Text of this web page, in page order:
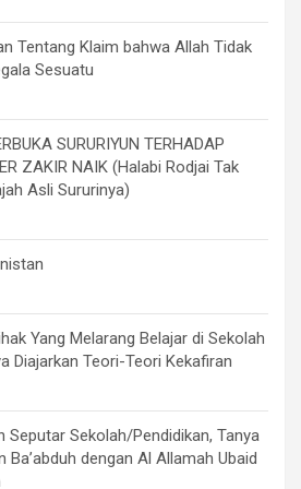
Tentang Klaim bahwa Allah Tidak
Sesuatu
SURURIYUN TERHADAP
ZAKIR NAIK (Halabi Rodjai Tak
Asli Sururinya)
Yang Melarang Belajar di Sekolah
Diajarkan Teori-Teori Kekafiran
Seputar Sekolah/Pendidikan, Tanya
dengan Al Allamah Ubaid